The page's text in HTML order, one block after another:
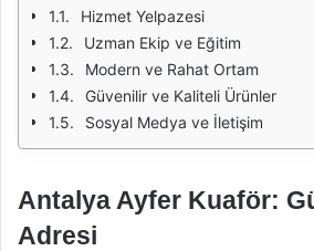
Hizmet Yelpazesi
Uzman Ekip ve Eğitim
Modern ve Rahat Ortam
Güvenilir ve Kaliteli Ürünler
Sosyal Medya ve İletişim
Antalya Ayfer Kuaför:
Adresi